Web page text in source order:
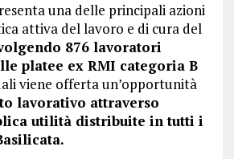
una delle principali azioni
attiva del lavoro e di cura del
876 lavoratori
platee ex RMI categoria B
viene offerta un’opportunità
lavorativo attraverso
utilità distribuite in tutti i